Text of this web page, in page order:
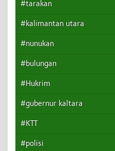
#tarakan
#kalimantan utara
#nunukan
#bulungan
#Hukrim
#gubernur kaltara
#KTT
#polisi